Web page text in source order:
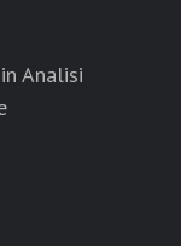
Analisi